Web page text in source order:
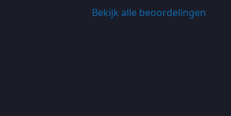
Bekijk alle beoordelingen